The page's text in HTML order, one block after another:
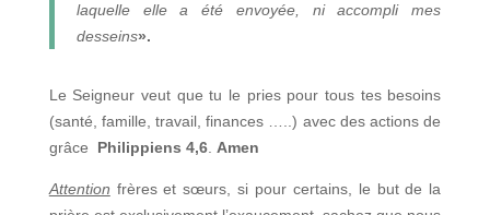
laquelle elle a été envoyée, ni accompli mes
desseins».
Le Seigneur veut que tu le pries pour tous tes besoins
(santé, famille, travail, finances …..) avec des actions de
grâce Philippiens 4,6. Amen
Attention frères et sœurs, si pour certains, le but de la